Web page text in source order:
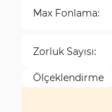
Max Fonlama:
Zorluk Sayısı:
Ölçeklendirme